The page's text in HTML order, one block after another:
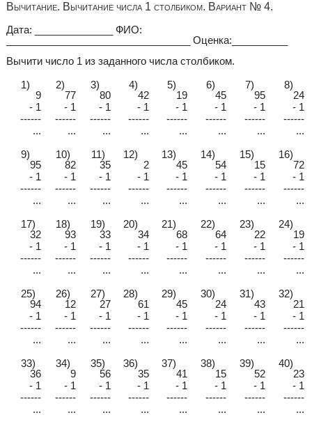
Вычитание. Вычитание числа 1 столбиком. Вариант № 4.
Дата: ______________ ФИО:
_________________________________ Оценка:__________
Вычити число 1 из заданного числа столбиком.
1)
9
2)
77
3)
80
4)
42
5)
19
6)
45
7)
95
8)
24
- 1
- 1 - 1 - 1 - 1 - 1 - 1
- 1
------
------ ------ ------ ------ ------ ------
------
...
... ... ... ... ... ...
...
9)
95
10)
82
11)
35
12)
2
13)
45
14)
54
15)
15
16)
72
- 1
- 1 - 1 - 1 - 1 - 1 - 1
- 1
------
------ ------ ------ ------ ------ ------
------
...
... ... ... ... ... ...
...
17)
32
18)
93
19)
33
20)
34
21)
68
22)
64
23)
22
24)
19
- 1
- 1 - 1 - 1 - 1 - 1 - 1
- 1
------
------ ------ ------ ------ ------ ------
------
...
... ... ... ... ... ...
...
25)
94
26)
12
27)
27
28)
61
29)
45
30)
24
31)
43
32)
21
- 1
- 1 - 1 - 1 - 1 - 1 - 1
- 1
------
------ ------ ------ ------ ------ ------
------
...
... ... ... ... ... ...
...
33)
36
34)
9
35)
56
36)
35
37)
41
38)
15
39)
52
40)
23
- 1
- 1 - 1 - 1 - 1 - 1 - 1
- 1
------
------ ------ ------ ------ ------ ------
------
...
... ... ... ... ... ...
...